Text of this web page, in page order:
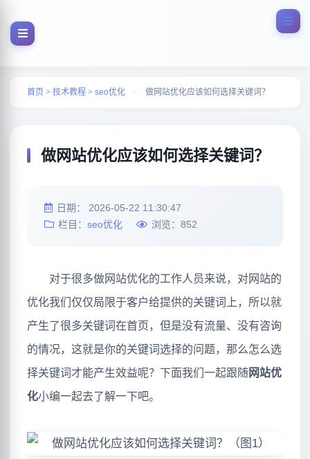
首页 > 技术教程 > seo优化 > 做网站优化应该如何选择关键词？
做网站优化应该如何选择关键词？
日期： 2026-05-22 11:30:47
栏目： seo优化 浏览： 852
对于很多做网站优化的工作人员来说，对网站的
优化我们仅仅局限于客户给提供的关键词上，所以就
产生了很多关键词在首页，但是没有流量、没有咨询
的情况，这就是你的关键词选择的问题，那么怎么选
择关键词才能产生效益呢？下面我们一起跟随网站优
化小编一起去了解一下吧。